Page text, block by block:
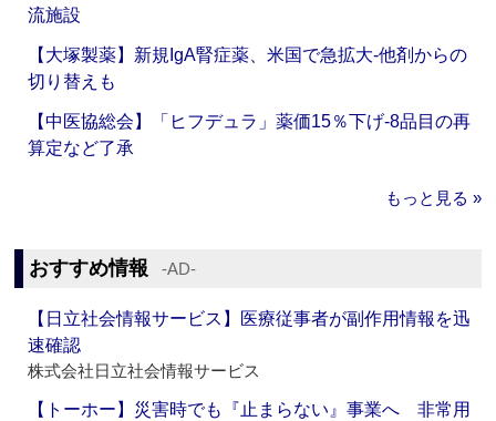
流施設
【大塚製薬】新規IgA腎症薬、米国で急拡大‐他剤からの
切り替えも
【中医協総会】「ヒフデュラ」薬価15％下げ‐8品目の再
算定など了承
もっと見る »
おすすめ情報 ‐AD‐
【日立社会情報サービス】医療従事者が副作用情報を迅
速確認
株式会社日立社会情報サービス
【トーホー】災害時でも『止まらない』事業へ 非常用